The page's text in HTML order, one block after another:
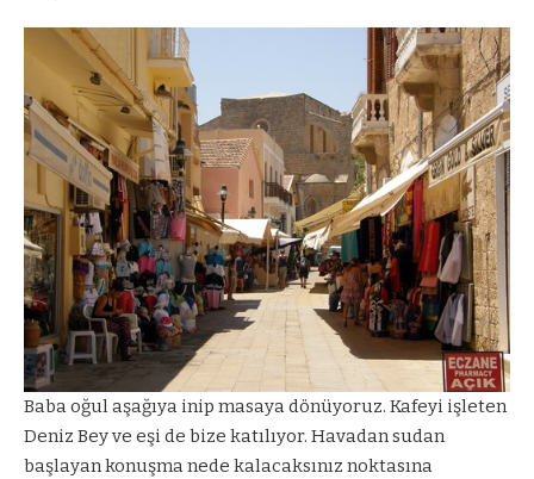
Baba oğul aşağıya inip masaya dönüyoruz. Kafeyi işleten
Deniz Bey ve eşi de bize katılıyor. Havadan sudan
başlayan konuşma nede kalacaksınız noktasına